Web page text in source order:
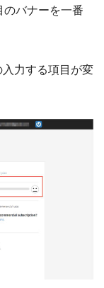
のバナーを一番
力する項目が変